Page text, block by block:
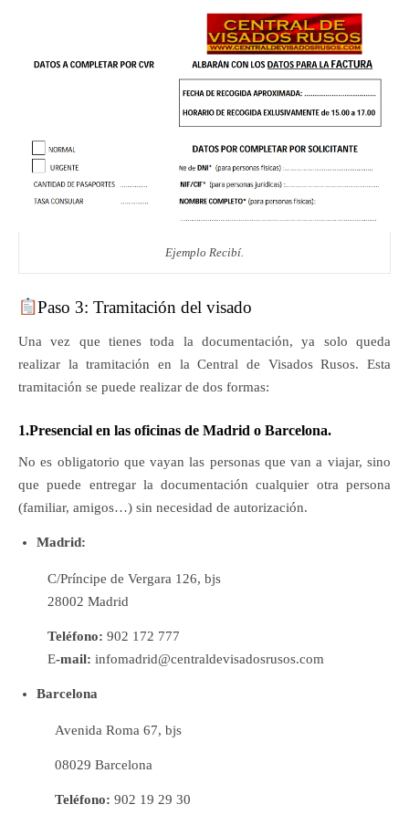
Ejemplo Recibí.
Paso 3: Tramitación del visado
Una vez que tienes toda la documentación, ya solo queda
realizar la tramitación en la Central de Visados Rusos. Esta
tramitación se puede realizar de dos formas:
1.Presencial en las oficinas de Madrid o Barcelona.
No es obligatorio que vayan las personas que van a viajar, sino
que puede entregar la documentación cualquier otra persona
(familiar, amigos…) sin necesidad de autorización.
Madrid:
C/Príncipe de Vergara 126, bjs
28002 Madrid
Teléfono: 902 172 777
E-mail: infomadrid@centraldevisadosrusos.com
Barcelona
Avenida Roma 67, bjs
08029 Barcelona
Teléfono: 902 19 29 30